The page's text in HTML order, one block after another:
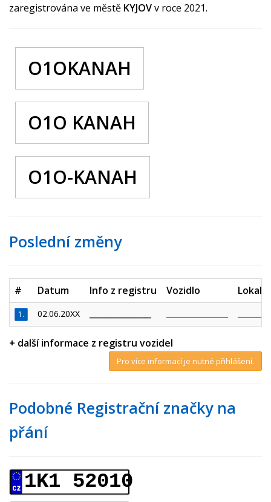
zaregistrována ve městě KYJOVv roce 2021.
O1OKANAH
O1O KANAH
O1O-KANAH
Poslední změny
# Datum Info z registru Vozidlo
1. 02.06.20XX
+ další informace z registru vozidel
Pro více informací je nutné přihlášení.
Podobné Registrační značky na
přání
1K1 52010